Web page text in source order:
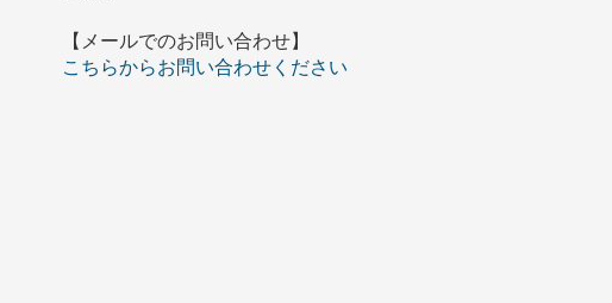
【メールでのお問い合わせ】
こちらからお問い合わせください